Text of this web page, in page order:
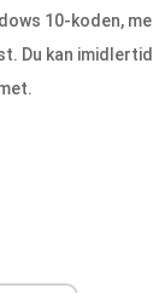
10-koden,
Du kan